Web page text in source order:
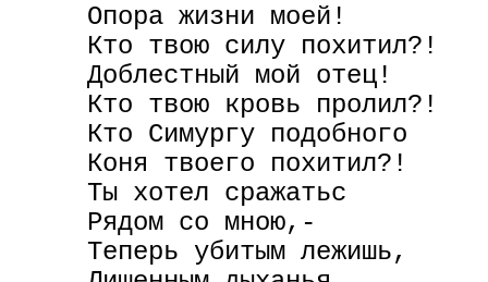
     Опора жизни моей!
     Кто твою силу похитил?!
     Доблестный мой отец!
     Кто твою кровь пролил?!
     Кто Симургу подобного
     Коня твоего похитил?!
     Ты хотел сражатьс
     Рядом со мною,-
     Теперь убитым лежишь,